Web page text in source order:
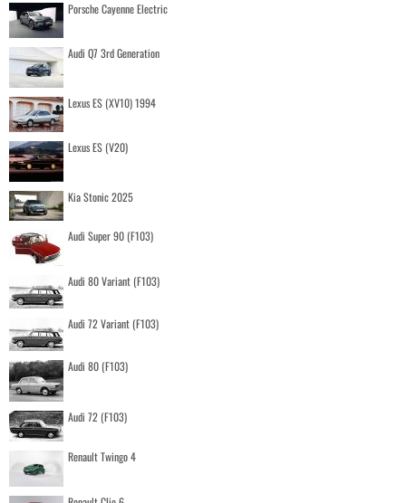
Porsche Cayenne Electric
Audi Q7 3rd Generation
Lexus ES (XV10) 1994
Lexus ES (V20)
Kia Stonic 2025
Audi Super 90 (F103)
Audi 80 Variant (F103)
Audi 72 Variant (F103)
Audi 80 (F103)
Audi 72 (F103)
Renault Twingo 4